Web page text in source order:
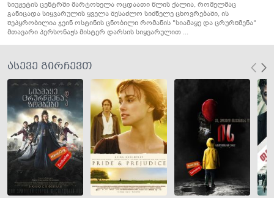
სიუჟეტის ცენტრში მარტოხელა ოცდაათი წლის ქალია, რომელმაც
განიცადა სიყვარულის ყველა შესაძლო სიძნელე ცხოვრებაში, ის
შეპყრობილია ჯეინ ოსტინის ცნობილი რომანის "სიამაყე და ცრურწმენა"
მთავარი პერსონაჟს მისტერ დარსის სიყვარულით ...
ასევე გირჩევთ